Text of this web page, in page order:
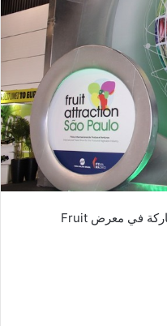
دالتكس تعزز حضورها العالمي بالمشاركة في معرض Fruit